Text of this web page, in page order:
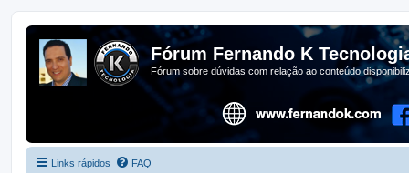
Fórum Fernando K
Fórum sobre dúvidas com relação ao conteúdo
Links rápidos FAQ